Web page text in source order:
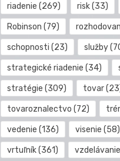
riadenie (269) risk(33)
Robinson (79)
schopnosti (23) služby
strategické riadenie (34)
stratégie (309) tovar
tovaroznalectvo (72)
vedenie (136) visenie (58)
vrtuľník(361) vzdelávanie